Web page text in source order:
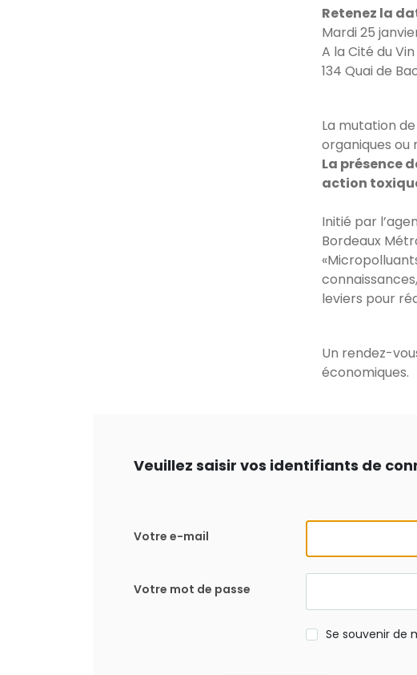
Retenez la
Mardi 25
A la Cité du Vin
134 Quai de
La mutation
organiques ou
La présence
action
Initié par
Bordeaux
leviers pour
Un rendez-
économiques.
Veuillez saisir vos identifiants de
Votre e-mail
Votre mot de passe
Se souvenir de